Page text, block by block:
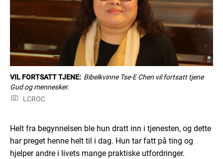
VIL FORTSATT TJENE: Bibelkvinne Tse-E Chen vil fortsatt tjene
Gud og mennesker.
LCROC
Helt fra begynnelsen ble hun dratt inn i tjenesten, og dette
har preget henne helt til i dag. Hun tar fatt på ting og
hjelper andre i livets mange praktiske utfordringer.